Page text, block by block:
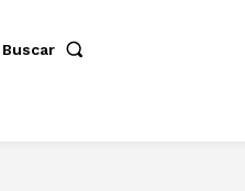
Buscar